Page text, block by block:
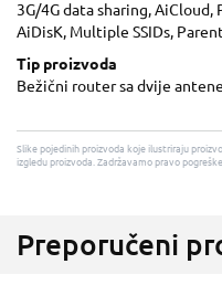
3G/4G data sharing,
AiDisK, Multiple SSIDs,
Tip proizvoda
Bežični router sa dvije antene
Slike pojedinih proizvoda koje ilustriraju
izgledu proizvoda. Zadržavamo pravo
Preporučeni